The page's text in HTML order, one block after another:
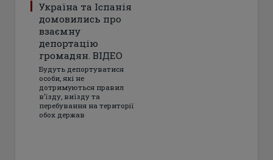
Україна та Іспанія
домовились про
взаємну
депортацію
громадян. ВІДЕО
Будуть депортуватися
особи, які не
дотримуються правил
в’їзду, виїзду та
перебування на території
обох держав